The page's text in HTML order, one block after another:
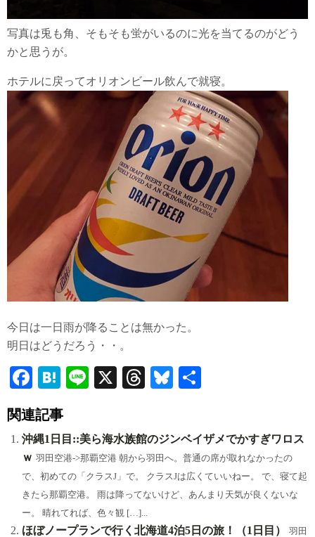
写真は兎も角、そもそも蛍がいるのに光を当てるのがどう
かと思うが。
ホテルに戻ってオリオンビール飲んで就寝。
今日は一日雨が降ることは無かった。
明日はどうだろう・・。
Fa
bo
ok
H
en
a
Li X
T
ds
Bl
y
関連記事
沖縄1日目::美ら海水族館のジンベイザメでかすぎワロス
ｗ 羽田空港->那覇空港 朝から羽田へ。普通の席が取れなかったの
で、初めての「クラスJ」で。 クラスJは広くていいねー。 で、寝て起
きたら那覇空港。 雨は降ってないけど、あんまり天気が良くないな
ー。 晴れてれば、色々観 […]...
ほぼノープランで行く北海道4泊5日の旅！（1日目）
羽田